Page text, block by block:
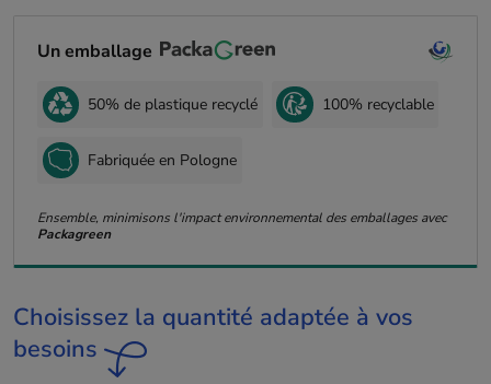
Un emballage
50% de plastique recyclé 100% recyclable
Fabriquée en Pologne
Ensemble, minimisons l'impact environnemental des emballages avec
Packagreen
Choisissez la quantité adaptée à vos
besoins